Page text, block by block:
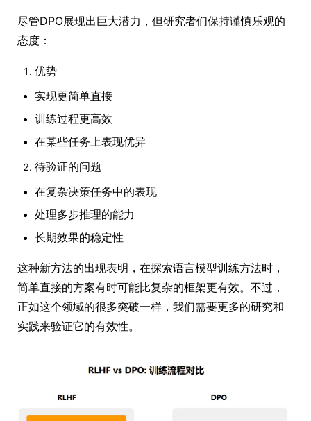
尽管DPO展现出巨大潜力，但研究者们保持谨慎乐观的
态度：
优势
实现更简单直接
训练过程更高效
在某些任务上表现优异
待验证的问题
在复杂决策任务中的表现
处理多步推理的能力
长期效果的稳定性
这种新方法的出现表明，在探索语言模型训练方法时，
简单直接的方案有时可能比复杂的框架更有效。不过，
正如这个领域的很多突破一样，我们需要更多的研究和
实践来验证它的有效性。